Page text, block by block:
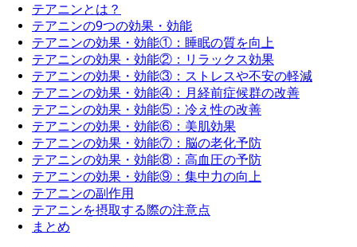
テアニンとは？
テアニンの9つの効果・効能
テアニンの効果・効能①：睡眠の質を向上
テアニンの効果・効能②：リラックス効果
テアニンの効果・効能③：ストレスや不安の軽減
テアニンの効果・効能④：月経前症候群の改善
テアニンの効果・効能⑤：冷え性の改善
テアニンの効果・効能⑥：美肌効果
テアニンの効果・効能⑦：脳の老化予防
テアニンの効果・効能⑧：高血圧の予防
テアニンの効果・効能⑨：集中力の向上
テアニンの副作用
テアニンを摂取する際の注意点
まとめ